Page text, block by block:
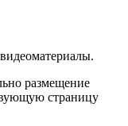
размещение
страницу